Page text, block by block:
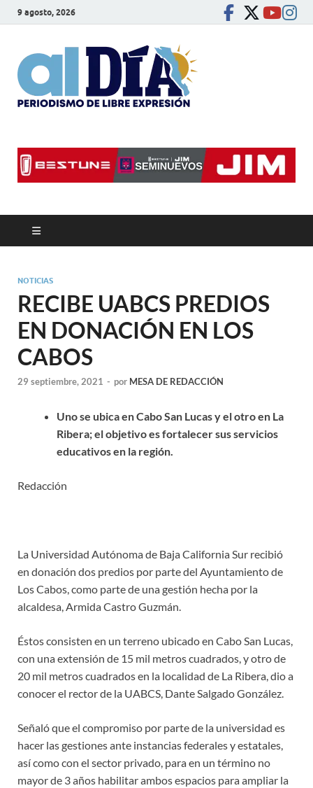
9 agosto, 2026
NOTICIAS
RECIBE UABCS PREDIOS
EN DONACIÓN EN LOS
CABOS
29 septiembre, 2021 - por MESA DE REDACCIÓN
Uno se ubica en Cabo San Lucas y el otro en La
Ribera; el objetivo es fortalecer sus servicios
educativos en la región.
Redacción
La Universidad Autónoma de Baja California Sur recibió
en donación dos predios por parte del Ayuntamiento de
Los Cabos, como parte de una gestión hecha por la
alcaldesa, Armida Castro Guzmán.
Éstos consisten en un terreno ubicado en Cabo San Lucas,
con una extensión de 15 mil metros cuadrados, y otro de
20 mil metros cuadrados en la localidad de La Ribera, dio a
conocer el rector de la UABCS, Dante Salgado González.
Señaló que el compromiso por parte de la universidad es
hacer las gestiones ante instancias federales y estatales,
así como con el sector privado, para en un término no
mayor de 3 años habilitar ambos espacios para ampliar la